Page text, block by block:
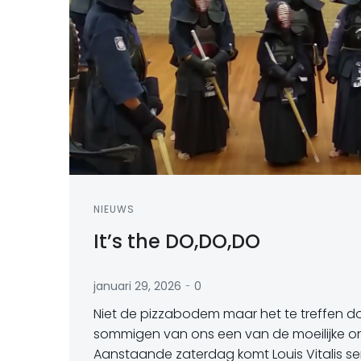
NIEUWS
It’s the DO,DO,DO
januari 29, 2026 - 0
Niet de pizzabodem maar het te treffen
sommigen van ons een van de moeilijke
Aanstaande zaterdag komt Louis Vitalis